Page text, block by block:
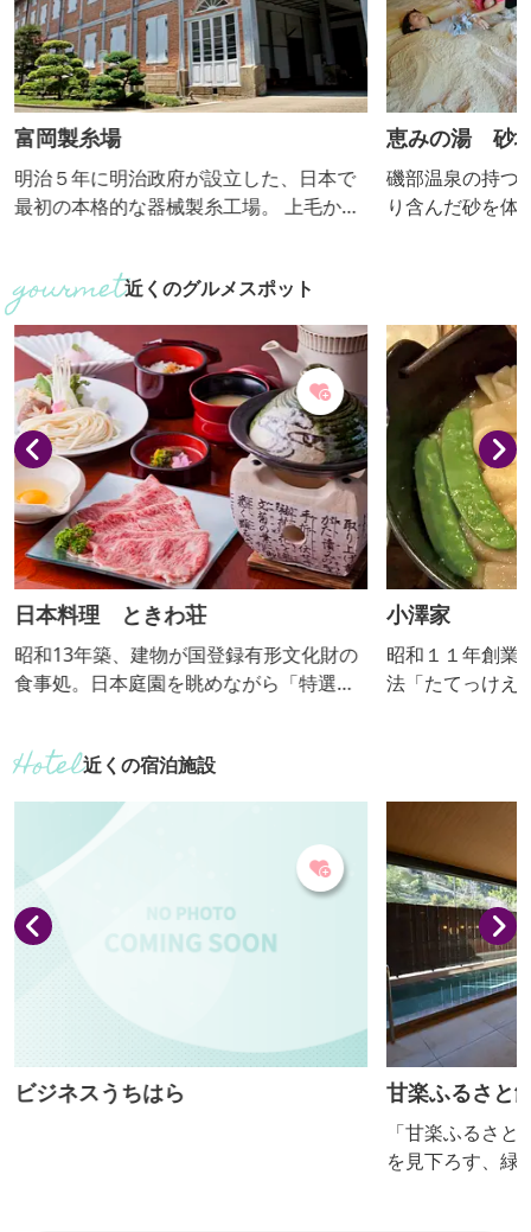
富岡製糸場
明治５年に明治政府が設立した、日本で
最初の本格的な器械製糸工場。 上毛かる
築いた功績から、平成26年には世界文化
遺産に登録されました。 注目は、西洋の
建築技術を取り入れた木骨煉瓦造の建
物。 正門を入るとすぐ見える国宝「東置
繭所」は、ほぼ創業当時のままの姿で保
存されています。 ほかにも、６年に及ぶ
保存整備工事が完了した誕生し...
恵みの湯 砂
磯部温泉の持つ
り含んだ砂を体
して利用してい
温泉の天然の塩
が、磯部温泉
れば汗が止まら
ます。お風呂の
ら、特製の薬
近くのグルメスポット
日本料理 ときわ荘
昭和13年築、建物が国登録有形文化財の
食事処。日本庭園を眺めながら「特選す
の他、吟味した県産食材を使用。A5ラン
クの赤城和牛は、口に入れた瞬間に溶け
るようで、強い甘みと弾力を感じます。
名物の刺身コンニャクも味わえます。
小澤家
昭和１１年創業
法「たてっけえ
年】
近くの宿泊施設
ビジネスうちはら 甘楽ふるさと
「甘楽ふるさ
を見下ろす、緑